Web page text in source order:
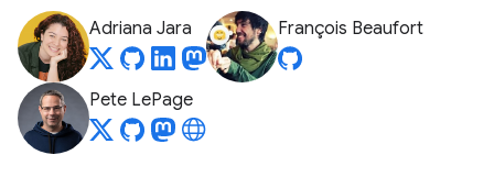
Adriana Jara François Beaufort
Pete LePage